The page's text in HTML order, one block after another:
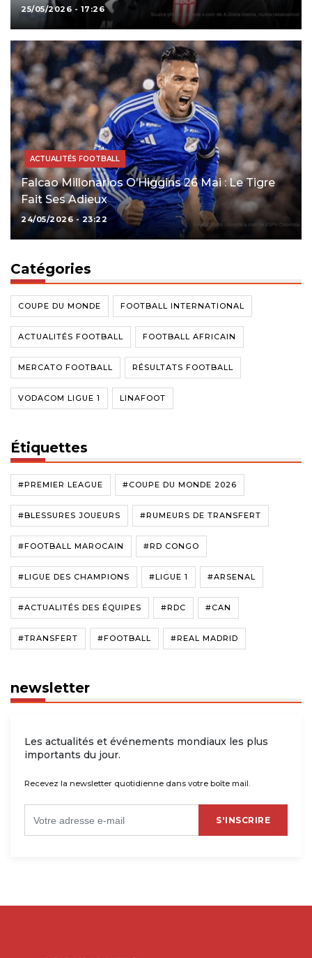
25/05/2026 - 17:26
ACTUALITÉS FOOTBALL
Falcao Millonarios O’Higgins 26 Mai : Le Tigre
Fait Ses Adieux
24/05/2026 - 23:22
Catégories
COUPE DU MONDE FOOTBALL INTERNATIONAL
ACTUALITÉS FOOTBALL FOOTBALL AFRICAIN
MERCATO FOOTBALL RÉSULTATS FOOTBALL
VODACOM LIGUE 1 LINAFOOT
Étiquettes
#PREMIER LEAGUE #COUPE DU MONDE 2026
#BLESSURES JOUEURS #RUMEURS DE TRANSFERT
#FOOTBALL MAROCAIN #RD CONGO
#LIGUE DES CHAMPIONS #LIGUE 1 #ARSENAL
#ACTUALITÉS DES ÉQUIPES #RDC #CAN
#TRANSFERT #FOOTBALL #REAL MADRID
newsletter
Les actualités et événements mondiaux les plus
importants du jour.
Recevez la newsletter quotidienne dans votre boîte mail.
S'INSCRIRE